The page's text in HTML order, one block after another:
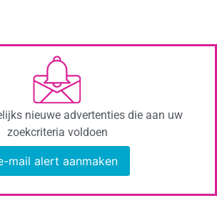
nieuwe advertenties die aan uw
zoekcriteria voldoen
mail alert aanmaken